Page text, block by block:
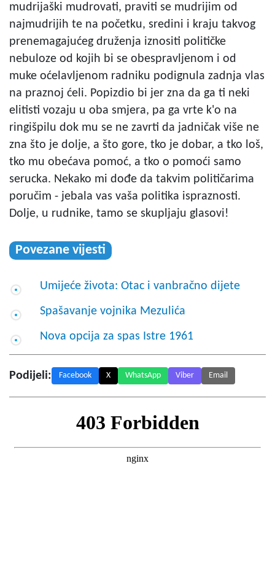
mudrijaški mudrovati, praviti se mudrijim od
najmudrijih te na početku, sredini i kraju takvog
prenemagajućeg druženja iznositi političke
nebuloze od kojih bi se obespravljenom i od
muke oćelavljenom radniku podignula zadnja vlas
na praznoj ćeli. Popizdio bi jer zna da ga ti neki
elitisti vozaju u oba smjera, pa ga vrte k'o na
ringišpilu dok mu se ne zavrti da jadničak više ne
zna što je dolje, a što gore, tko je dobar, a tko loš,
tko mu obećava pomoć, a tko o pomoći samo
serucka. Nekako mi dođe da takvim političarima
poručim - jebala vas vaša politika ispraznosti.
Dolje, u rudnike, tamo se skupljaju glasovi!
Povezane vijesti
Umijeće života: Otac i vanbračno dijete
Spašavanje vojnika Mezulića
Nova opcija za spas Istre 1961
Podijeli: Facebook X WhatsApp Viber Email